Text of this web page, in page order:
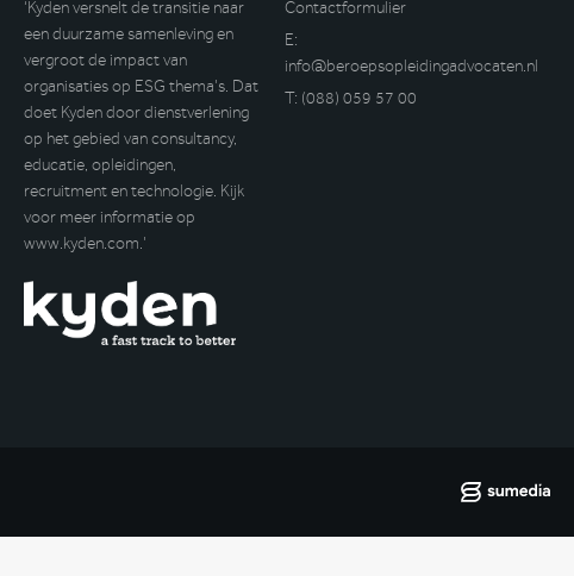
‘Kyden versnelt de transitie naar
een duurzame samenleving en
vergroot de impact van
organisaties op ESG thema’s. Dat
doet Kyden door dienstverlening
op het gebied van consultancy,
educatie, opleidingen,
recruitment en technologie. Kijk
voor meer informatie op
www.kyden.com.’
Contactformulier
E:
info@beroepsopleidingadvocaten.nl
T: (088) 059 57 00